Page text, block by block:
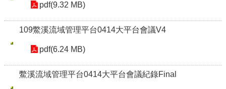
pdf(9.32 MB)
109鱉溪流域管理平台0414大平台會議V4
pdf(6.24 MB)
鱉溪流域管理平台0414大平台會議紀錄Final